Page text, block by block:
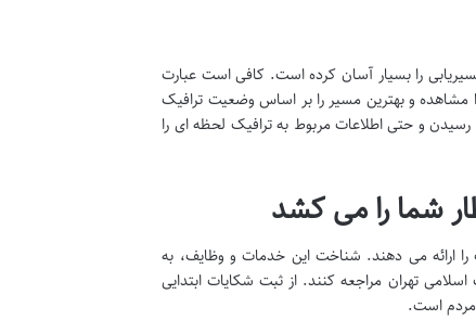
را بسیار آسان کرده است. کافی است عبارت
آن را مشاهده و بهترین مسیر را بر اساس وضعیت ترافیک
و حتی اطلاعات مربوط به ترافیک لحظه ای را
را ارائه می دهند. شناخت این خدمات و وظایف، به
تا با انتظاراتی واقع بینانه و آمادگی کامل تر به کلانتری ۱۴۸ انقلاب اسلامی تهران مراجعه کنند. از ثبت شکایات ابتدایی
مردم است.